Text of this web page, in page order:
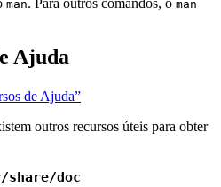
man man
Ajuda
de Ajuda”
outros recursos úteis para obter
share/doc